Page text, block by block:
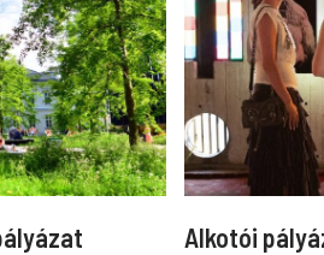
Alkotói